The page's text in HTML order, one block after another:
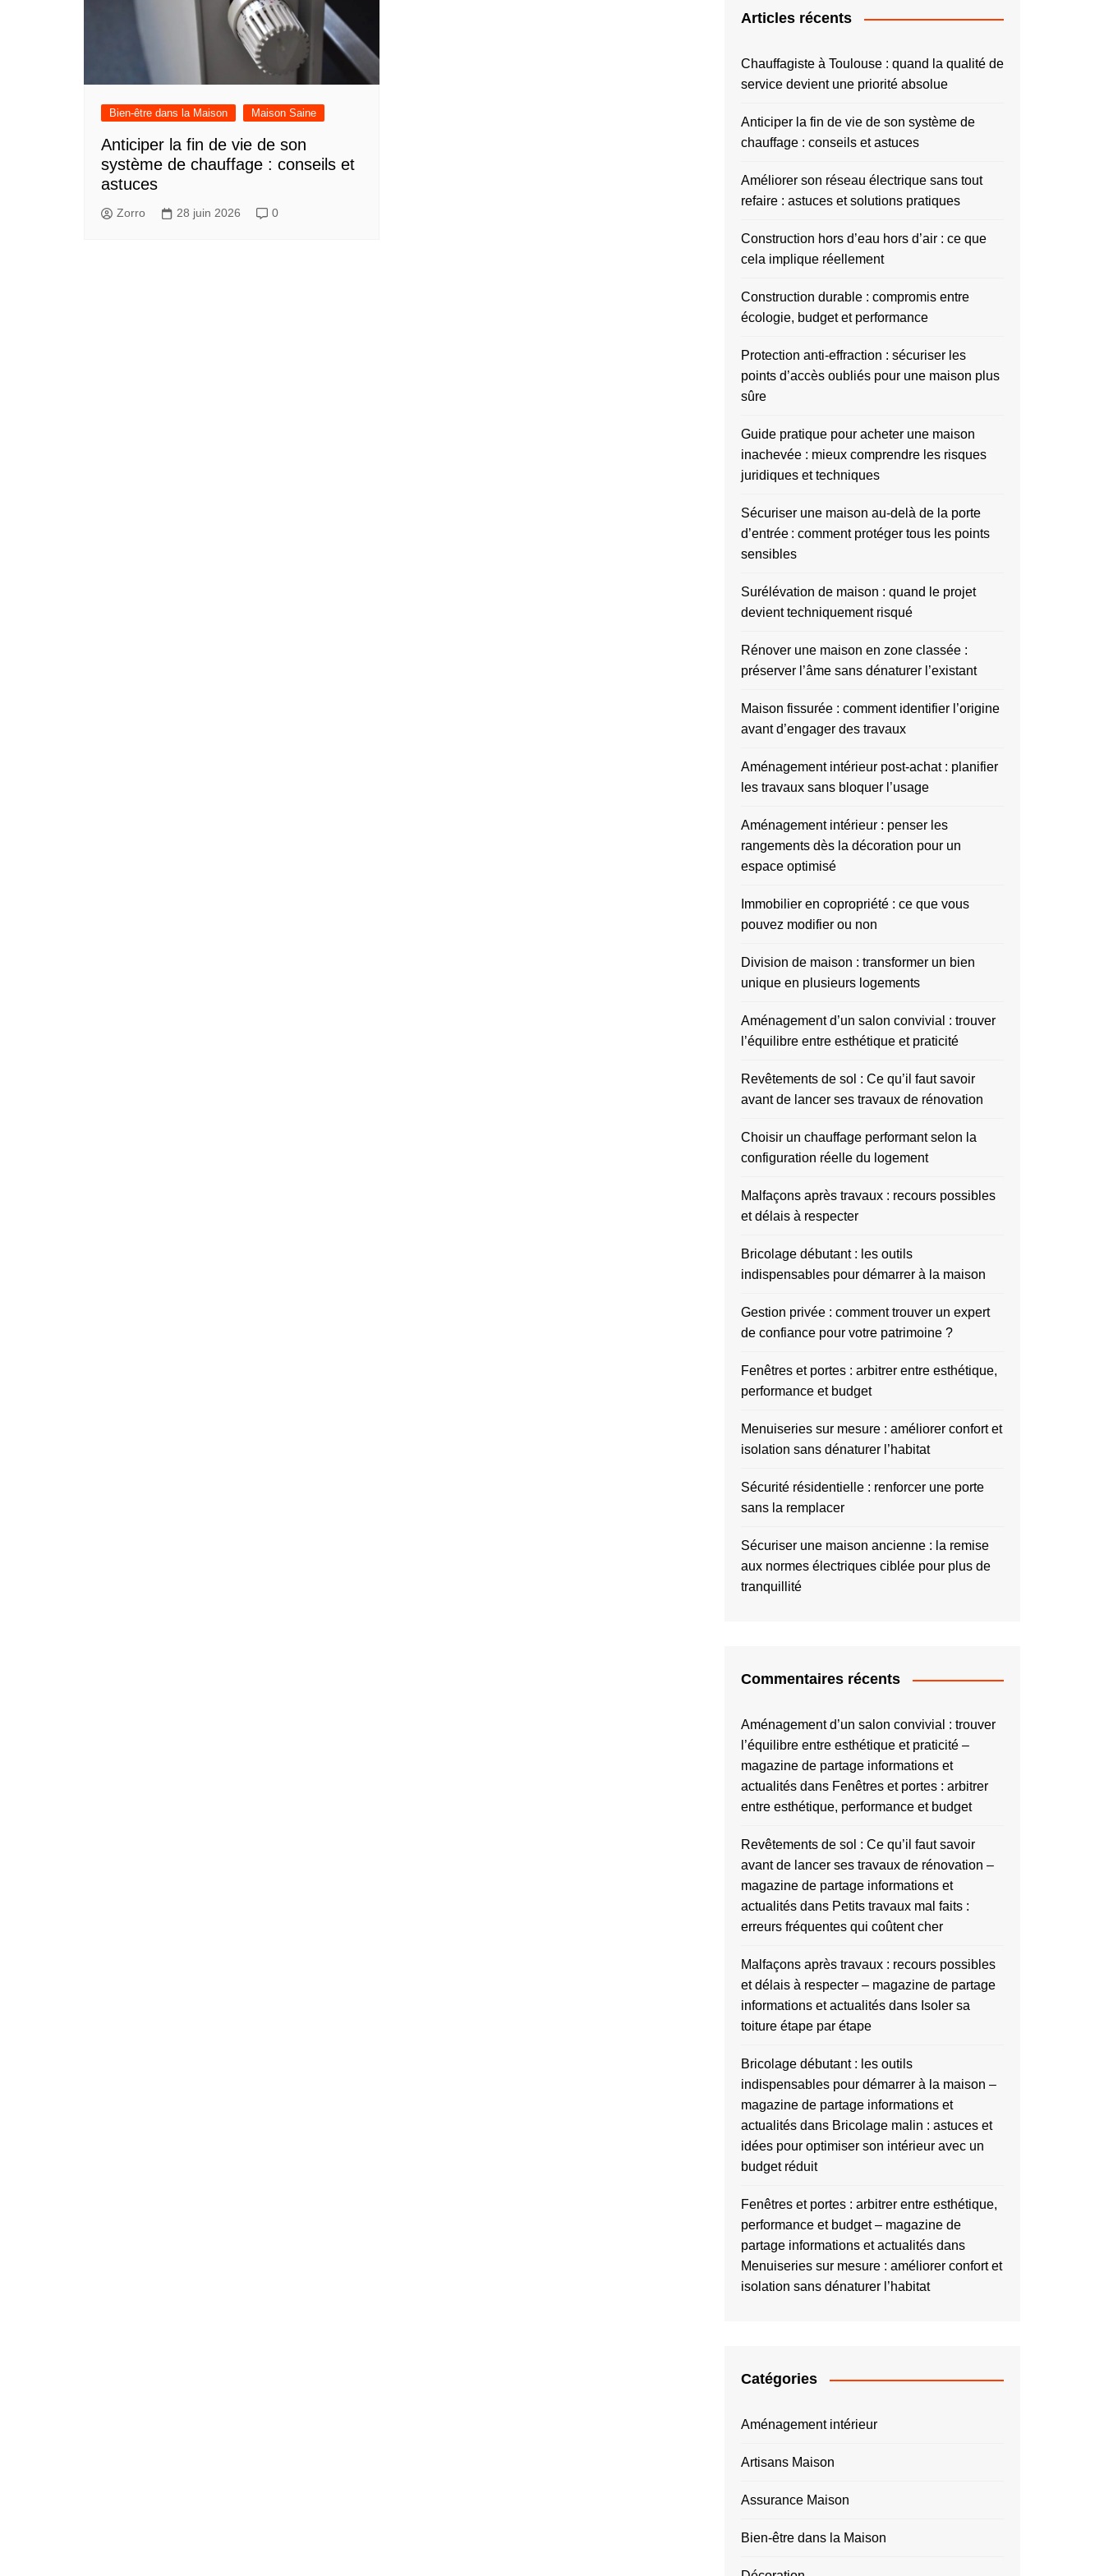
Bien-être dans la Maison Maison Saine
Anticiper la fin de vie de son
système de chauffage : conseils et
astuces
Zorro 28 juin 2026 0
Articles récents
Chauffagiste à Toulouse : quand la qualité de
service devient une priorité absolue
Anticiper la fin de vie de son système de
chauffage : conseils et astuces
Améliorer son réseau électrique sans tout
refaire : astuces et solutions pratiques
Construction hors d’eau hors d’air : ce que
cela implique réellement
Construction durable : compromis entre
écologie, budget et performance
Protection anti-effraction : sécuriser les
points d’accès oubliés pour une maison plus
sûre
Guide pratique pour acheter une maison
inachevée : mieux comprendre les risques
juridiques et techniques
Sécuriser une maison au-delà de la porte
d’entrée : comment protéger tous les points
sensibles
Surélévation de maison : quand le projet
devient techniquement risqué
Rénover une maison en zone classée :
préserver l’âme sans dénaturer l’existant
Maison fissurée : comment identifier l’origine
avant d’engager des travaux
Aménagement intérieur post-achat : planifier
les travaux sans bloquer l’usage
Aménagement intérieur : penser les
rangements dès la décoration pour un
espace optimisé
Immobilier en copropriété : ce que vous
pouvez modifier ou non
Division de maison : transformer un bien
unique en plusieurs logements
Aménagement d’un salon convivial : trouver
l’équilibre entre esthétique et praticité
Revêtements de sol : Ce qu’il faut savoir
avant de lancer ses travaux de rénovation
Choisir un chauffage performant selon la
configuration réelle du logement
Malfaçons après travaux : recours possibles
et délais à respecter
Bricolage débutant : les outils
indispensables pour démarrer à la maison
Gestion privée : comment trouver un expert
de confiance pour votre patrimoine ?
Fenêtres et portes : arbitrer entre esthétique,
performance et budget
Menuiseries sur mesure : améliorer confort et
isolation sans dénaturer l’habitat
Sécurité résidentielle : renforcer une porte
sans la remplacer
Sécuriser une maison ancienne : la remise
aux normes électriques ciblée pour plus de
tranquillité
Commentaires récents
Aménagement d’un salon convivial : trouver
l’équilibre entre esthétique et praticité –
magazine de partage informations et
actualités dans Fenêtres et portes : arbitrer
entre esthétique, performance et budget
Revêtements de sol : Ce qu’il faut savoir
avant de lancer ses travaux de rénovation –
magazine de partage informations et
actualités dans Petits travaux mal faits :
erreurs fréquentes qui coûtent cher
Malfaçons après travaux : recours possibles
et délais à respecter – magazine de partage
informations et actualités dans Isoler sa
toiture étape par étape
Bricolage débutant : les outils
indispensables pour démarrer à la maison –
magazine de partage informations et
actualités dans Bricolage malin : astuces et
idées pour optimiser son intérieur avec un
budget réduit
Fenêtres et portes : arbitrer entre esthétique,
performance et budget – magazine de
partage informations et actualités dans
Menuiseries sur mesure : améliorer confort et
isolation sans dénaturer l’habitat
Catégories
Aménagement intérieur
Artisans Maison
Assurance Maison
Bien-être dans la Maison